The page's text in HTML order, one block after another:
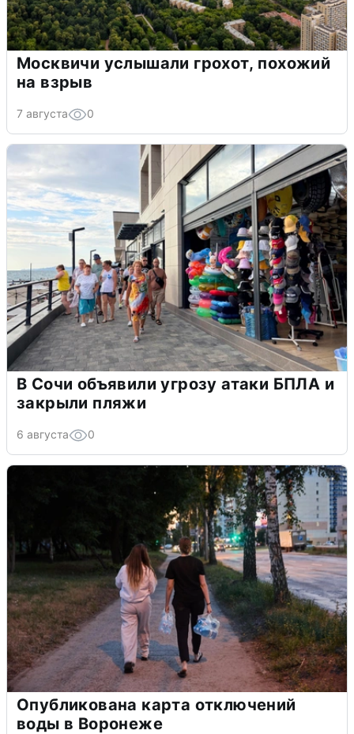
Москвичи услышали грохот, похожий
на взрыв
7 августа 0
В Сочи объявили угрозу атаки БПЛА и
закрыли пляжи
6 августа 0
Опубликована карта отключений
воды в Воронеже